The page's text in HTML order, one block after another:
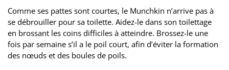
Comme ses pattes sont courtes, le Munchkin n’arrive pas à
se débrouiller pour sa toilette. Aidez-le dans son toilettage
en brossant les coins difficiles à atteindre. Brossez-le une
fois par semaine s’il a le poil court, afin d’éviter la formation
des nœuds et des boules de poils.